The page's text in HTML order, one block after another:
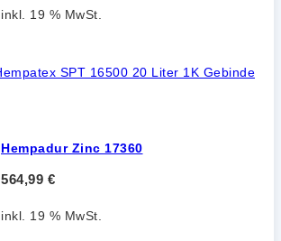
inkl. 19 % MwSt.
Hempadur Zinc 17360
564,99 €
inkl. 19 % MwSt.